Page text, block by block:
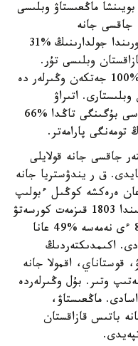
ماڭعىستاۋ وبلىسى
كوش باسىندا. وندا جولداردىڭ %93 جاقسى جانە
قاناعاتتانارلىق جاعدايدا. ال سوڭعى ورىندا جولدارىنىڭ %31
وبلىسى تۇر.
رەسپۋبليكالىق جولدارىنىڭ جاعدايى %100 جەتكەن وڭىرلەر دە
اتىراۋ
وبلىسىندا رەسپۋبليكالىق جولدار ساپاسى بۇگىنگى تاڭدا %66
تومەنگى پارامەتر.
جاقسى جانە قولايلى
ق ر يندۋستريا جانە
ەرەكشە كوڭىل ءبولىپ
وتىر. قازىر رەسپۋبليكالىق جولدار بويىندا 1803 قىزمەت كورسەتۋ
نىسانى جۇمىس ىستەسە، ولاردىڭ 883 ءى نەمەسە %49 عانا
اكىمدىكتەردىڭ
قوستاناي، اقمولا جانە
وتىر. بۇل وڭىرلەردە
جول بويى قىزمەتىنىڭ ساپاسى %50 اسادى. ماڭعىستاۋ،
باتىس قازاقستان